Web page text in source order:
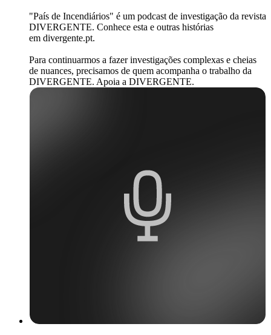
"País de Incendiários" é um podcast de investigação da revista
DIVERGENTE. Conhece esta e outras histórias
em divergente.pt.
Para continuarmos a fazer investigações complexas e cheias
de nuances, precisamos de quem acompanha o trabalho da
DIVERGENTE. Apoia a DIVERGENTE.